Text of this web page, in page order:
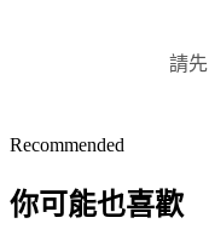
請先
Recommended
你可能也喜歡